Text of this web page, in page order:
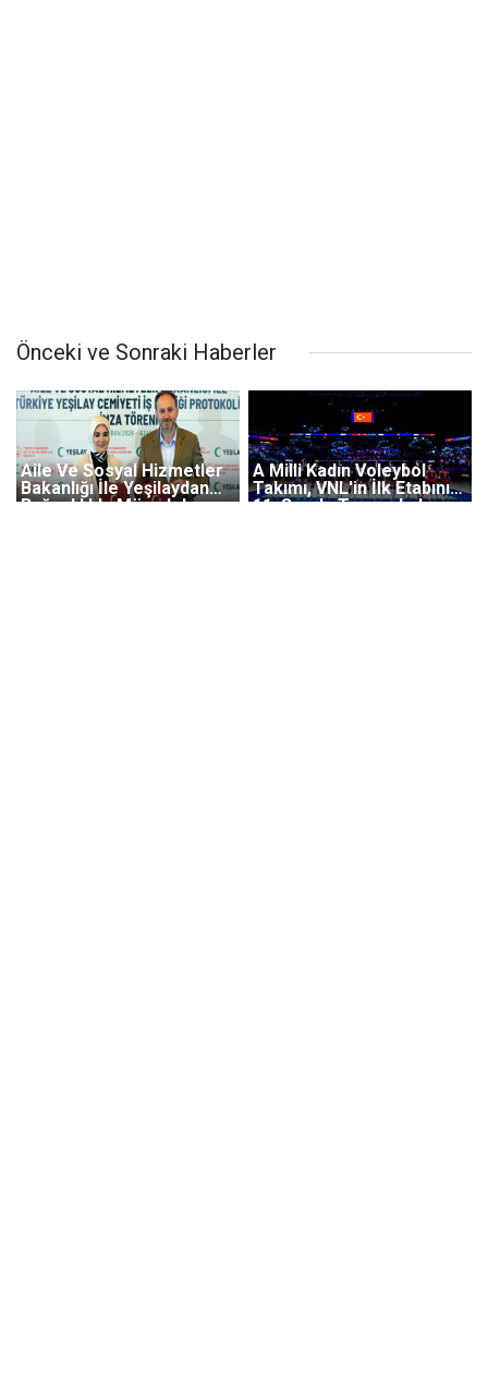
Önceki ve Sonraki Haberler
Aile Ve Sosyal Hizmetler
Bakanlığı İle Yeşilaydan
Bağımlılıkla Mücadele
A Milli Kadın Voleybol
Takımı, VNL'in İlk Etabını
11. Sırada Tamamladı